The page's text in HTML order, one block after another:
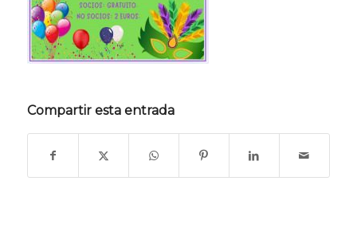
Compartir esta entrada